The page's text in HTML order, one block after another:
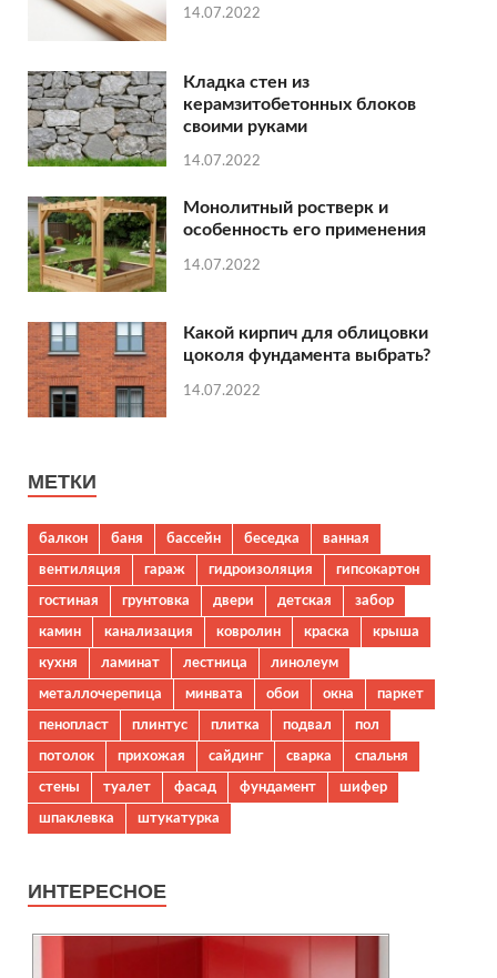
14.07.2022
Кладка стен из
керамзитобетонных блоков
своими руками
14.07.2022
Монолитный ростверк и
особенность его применения
14.07.2022
Какой кирпич для облицовки
цоколя фундамента выбрать?
14.07.2022
МЕТКИ
балкон баня бассейн беседка
ванная
вентиляция
гараж гидроизоляция
гипсокартон
гостиная
грунтовка двери детская
забор
камин
канализация ковролин краска
крыша
кухня
ламинат лестница
линолеум
металлочерепица
минвата обои окна
паркет
пенопласт
плинтус плитка подвал
пол
потолок
прихожая сайдинг сварка
спальня
стены
туалет фасад фундамент
шифер
шпаклевка
штукатурка
ИНТЕРЕСНОЕ